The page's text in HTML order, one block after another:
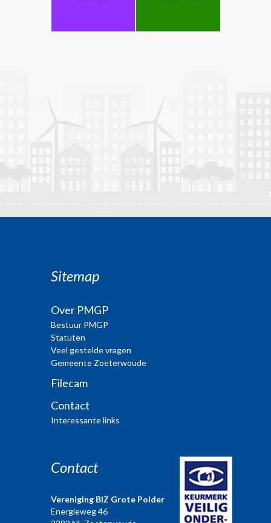
Sitemap
Over PMGP
Bestuur PMGP
Statuten
Veel gestelde vragen
Gemeente Zoeterwoude
Filecam
Contact
Interessante links
Contact
Vereniging BIZ Grote Polder
Energieweg 46